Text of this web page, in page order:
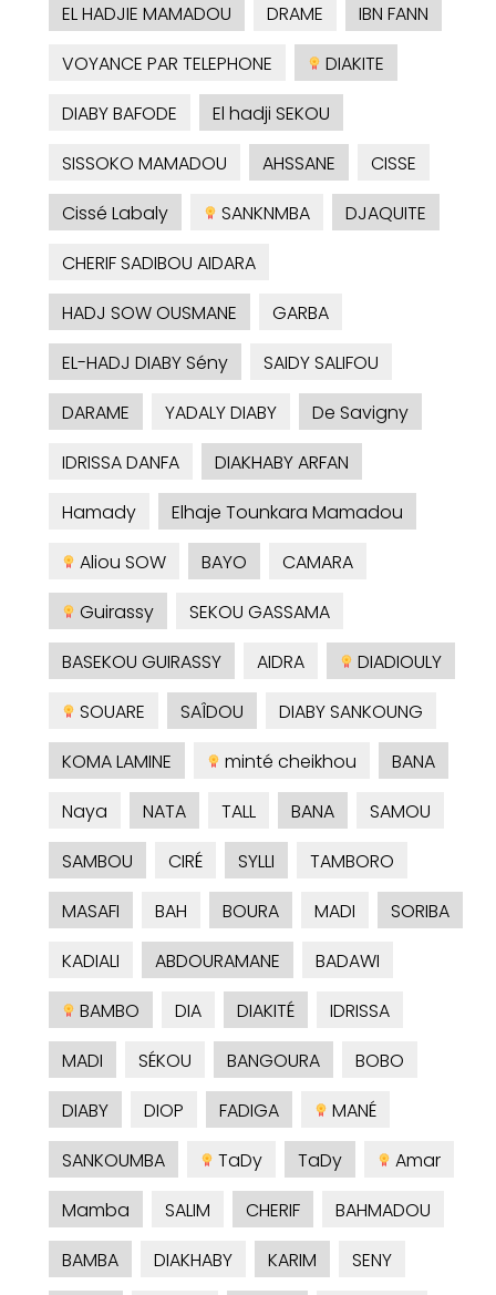
EL HADJIE MAMADOU
DRAME
IBN FANN
VOYANCE PAR TELEPHONE
DIAKITE
DIABY BAFODE
El hadji SEKOU
SISSOKO MAMADOU
AHSSANE
CISSE
Cissé Labaly
SANKNMBA
DJAQUITE
CHERIF SADIBOU AIDARA
HADJ SOW OUSMANE
GARBA
EL-HADJ DIABY Sény
SAIDY SALIFOU
DARAME
YADALY DIABY
De Savigny
IDRISSA DANFA
DIAKHABY ARFAN
Hamady
Elhaje Tounkara Mamadou
Aliou SOW
BAYO
CAMARA
Guirassy
SEKOU GASSAMA
BASEKOU GUIRASSY
AIDRA
DIADIOULY
SOUARE
SAÎDOU
DIABY SANKOUNG
KOMA LAMINE
minté cheikhou
BANA
Naya
NATA TALL BANA
SAMOU
SAMBOU
CIRÉ SYLLI
TAMBORO
MASAFI
BAH BOURA MADI
SORIBA
KADIALI
ABDOURAMANE
BADAWI
BAMBO
DIA DIAKITÉ
IDRISSA
MADI
SÉKOU BANGOURA
BOBO
DIABY
DIOP FADIGA
MANÉ
SANKOUMBA
TaDy TaDy
Amar
Mamba
SALIM CHERIF
BAHMADOU
BAMBA
DIAKHABY KARIM
SENY